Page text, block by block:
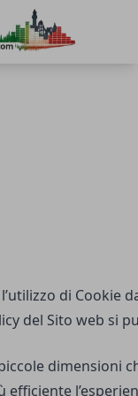
di Cookie
del Sito web si
dimensioni